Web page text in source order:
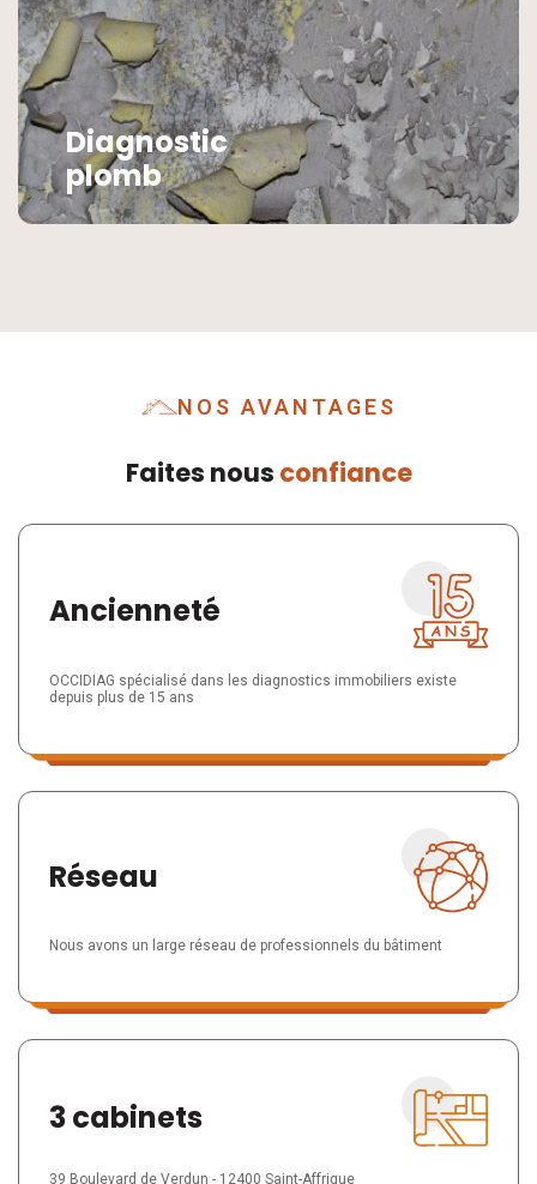
Diagnostic
plomb
NOS AVANTAGES
Faites nous confiance
Ancienneté
OCCIDIAG spécialisé dans les diagnostics immobiliers existe
depuis plus de 15 ans
Réseau
Nous avons un large réseau de professionnels du bâtiment
3 cabinets
39 Boulevard de Verdun - 12400 Saint-Affrique